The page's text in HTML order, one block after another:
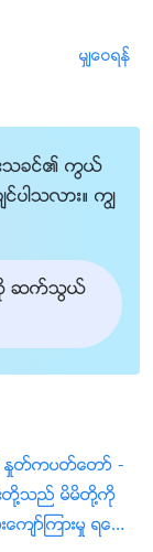
မွ်ေဝရန္
သခင္၏ ကြယ္
သလား။ ကြၽ
ကို ဆက္သြယ္
ႈတ္ကပတ္ေတာ္ -
သည္ မိမိတို႔ကို
ာ္ၾကားမႈ ရေစ